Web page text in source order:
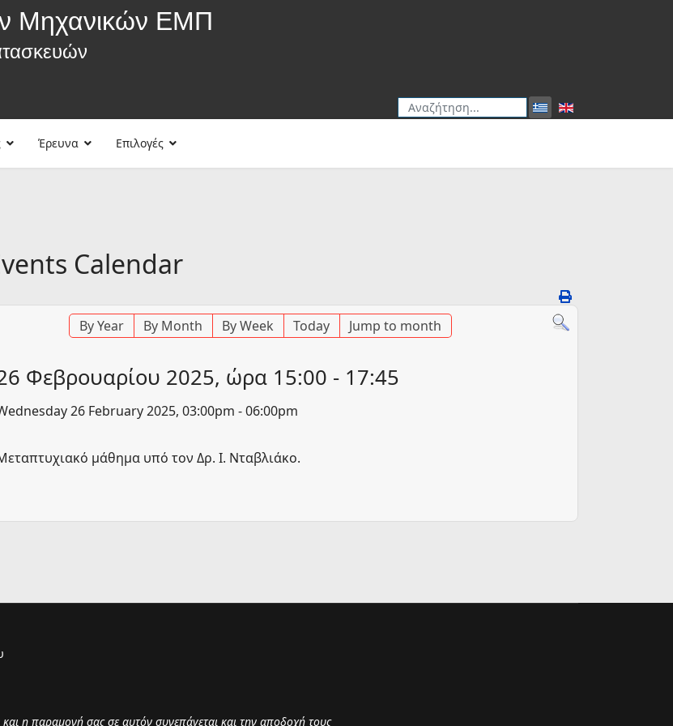
Μηχανικών ΕΜΠ
Αναζήτηση
Έρευνα Επιλογές
Calendar
By Year By Month By Week Today Jump to month
Φεβρουαρίου 2025, ώρα 15:00 - 17:45
26 February 2025, 03:00pm - 06:00pm
μάθημα υπό τον Δρ. Ι. Νταβλιάκο.
η παραμονή σας σε αυτόν συνεπάγεται και την αποδοχή τους